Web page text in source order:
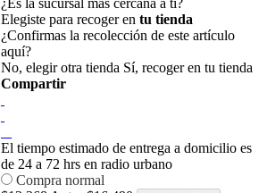
¿Es la sucursal más cercana a ti?
Elegiste para recoger en tu tienda
¿Confirmas la recolección de este artículo
aquí?
No, elegir otra tienda Sí, recoger en tu tienda
Compartir
El tiempo estimado de entrega a domicilio es
de 24 a 72 hrs en radio urbano
Compra normal